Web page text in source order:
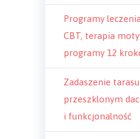
Programy
CBT, terapia
programy 12
Zadaszenie
przeszklonym
i funkcjonalność